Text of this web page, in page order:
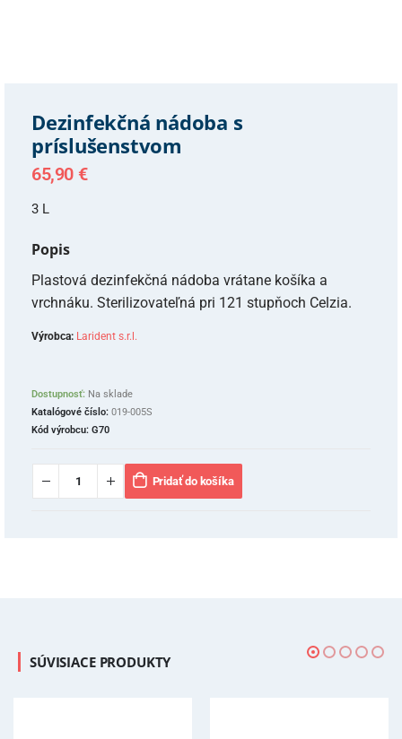
Dezinfekčná nádoba s
príslušenstvom
65,90 €
3 L
Popis
Plastová dezinfekčná nádoba vrátane košíka a
vrchnáku. Sterilizovateľná pri 121 stupňoch Celzia.
Výrobca: Larident s.r.l.
Dostupnosť: Na sklade
Katalógové číslo: 019-005S
Kód výrobcu: G70
Pridať do košíka
SÚVISIACE PRODUKTY